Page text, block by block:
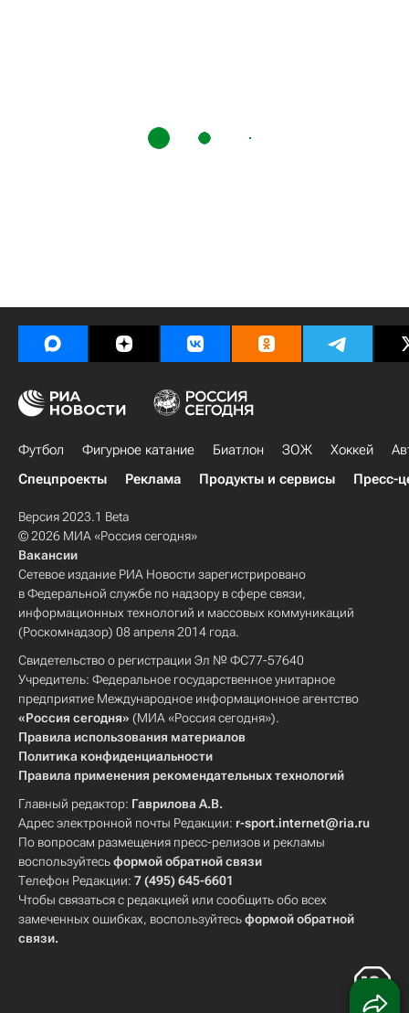
Футбол Фигурное катание Биатлон ЗОЖ Хоккей
Спецпроекты
Реклама Продукты и сервисы Пресс-
Версия 2023.1 Beta
© 2026 МИА «Россия сегодня»
Вакансии
Сетевое издание РИА Новости зарегистрировано
в Федеральной службе по надзору в сфере связи,
информационных технологий и массовых коммуникаций
(Роскомнадзор) 08 апреля 2014 года.
Свидетельство о регистрации Эл № ФС77-57640
Учредитель: Федеральное государственное унитарное
предприятие Международное информационное агентство
«Россия сегодня» (МИА «Россия сегодня»).
Правила использования материалов
Политика конфиденциальности
Правила применения рекомендательных технологий
Главный редактор: Гаврилова А.В.
Адрес электронной почты Редакции: r-sport.internet@ria.ru
По вопросам размещения пресс-релизов и рекламы
воспользуйтесьформой обратной связи
Телефон Редакции: 7 (495) 645-6601
Чтобы связаться с редакцией или сообщить обо всех
замеченных ошибках, воспользуйтесьформой обратной
связи.